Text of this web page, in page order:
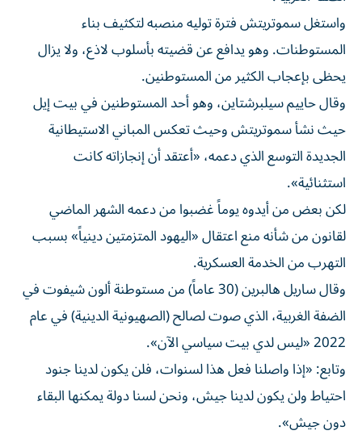
واستغل سموتريتش فترة توليه ⁠منصبه لتكثيف بناء
المستوطنات. وهو يدافع عن قضيته بأسلوب لاذع، ولا يزال
يحظى بإعجاب الكثير من المستوطنين.
وقال حاييم سيلبرشتاين، وهو أحد المستوطنين في بيت إيل
حيث نشأ سموتريتش وحيث تعكس المباني الاستيطانية
الجديدة التوسع الذي دعمه، «أعتقد أن إنجازاته كانت
استثنائية».
لكن بعض من أيدوه يوماً غضبوا من دعمه الشهر الماضي
لقانون من شأنه منع اعتقال «اليهود المتزمتين دينياً» بسبب
التهرب من الخدمة العسكرية.
وقال ساريل هالبرين (30 عاماً) من مستوطنة ألون شيفوت في
الضفة الغربية، الذي صوت لصالح (الصهيونية الدينية) في عام
2022 «ليس لدي بيت سياسي الآن».
وتابع: «إذا واصلنا فعل هذا لسنوات، فلن يكون لدينا جنود
احتياط ولن يكون لدينا جيش، ونحن لسنا دولة يمكنها البقاء
دون جيش».